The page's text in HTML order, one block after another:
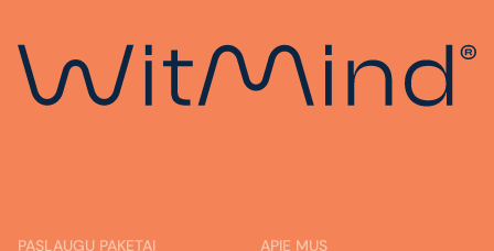
PASLAUGŲ PAKETAI APIE MUS